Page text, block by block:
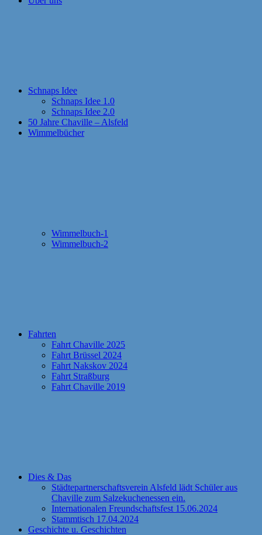
Schnaps Idee
Schnaps Idee 1.0
Schnaps Idee 2.0
50 Jahre Chaville – Alsfeld
Wimmelbücher
Wimmelbuch-1
Wimmelbuch-2
Fahrten
Fahrt Chaville 2025
Fahrt Brüssel 2024
Fahrt Nakskov 2024
Fahrt Straßburg
Fahrt Chaville 2019
Dies & Das
Städtepartnerschaftsverein Alsfeld lädt Schüler aus
Chaville zum Salzekuchenessen ein.
Internationalen Freundschaftsfest 15.06.2024
Stammtisch 17.04.2024
Geschichte u. Geschichten